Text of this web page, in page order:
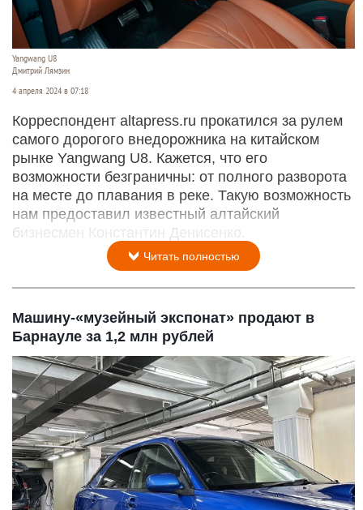
Yangwang U8
Дмитрий Лямзин
4 апреля 2024 в 07:18
Корреспондент altapress.ru прокатился за рулем
самого дорогого внедорожника на китайском
рынке Yangwang U8. Кажется, что его
возможности безграничны: от полного разворота
на месте до плавания в реке. Такую возможность
нам предоставил известный алтайский
бизнесмен Константин Денисенко.
Читать полностью
Машину-«музейный экспонат» продают в
Барнауле за 1,2 млн рублей